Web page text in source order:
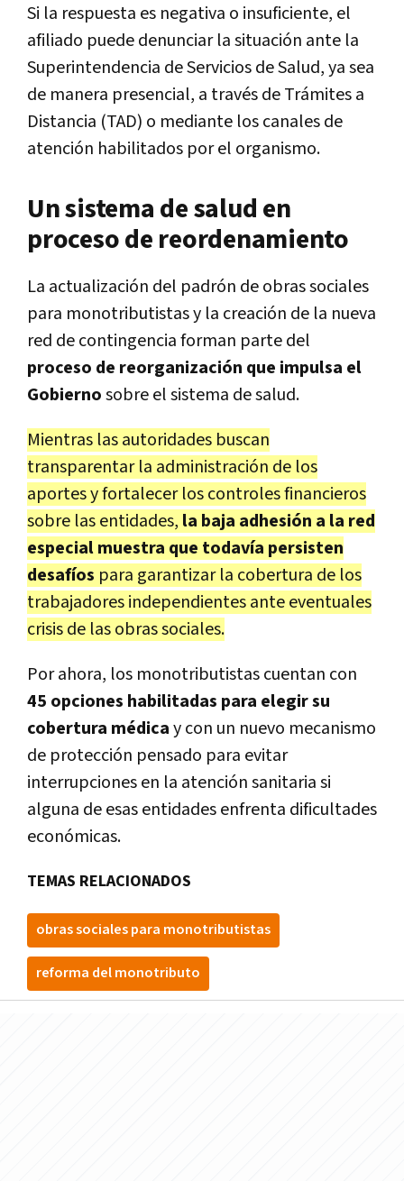
Si la respuesta es negativa o insuficiente, el
afiliado puede denunciar la situación ante la
Superintendencia de Servicios de Salud, ya sea
de manera presencial, a través de Trámites a
Distancia (TAD) o mediante los canales de
atención habilitados por el organismo.
Un sistema de salud en
proceso de reordenamiento
La actualización del padrón de obras sociales
para monotributistas y la creación de la nueva
red de contingencia forman parte del
proceso de reorganización que impulsa el
Gobiernosobre el sistema de salud.
Mientras las autoridades buscan
transparentar la administración de los
aportes y fortalecer los controles financieros
sobre las entidades, la baja adhesión a la red
especial muestra que todavía persisten
desafíos para garantizar la cobertura de los
trabajadores independientes ante eventuales
crisis de las obras sociales.
Por ahora, los monotributistas cuentan con
45 opciones habilitadas para elegir su
cobertura médicay con un nuevo mecanismo
de protección pensado para evitar
interrupciones en la atención sanitaria si
alguna de esas entidades enfrenta dificultades
económicas.
TEMAS RELACIONADOS
obras sociales para monotributistas
reforma del monotributo